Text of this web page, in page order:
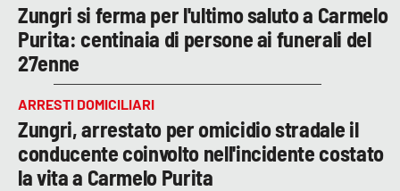
Zungri si ferma per l'ultimo saluto a Carmelo
Purita: centinaia di persone ai funerali del
27enne
ARRESTI DOMICILIARI
Zungri, arrestato per omicidio stradale il
conducente coinvolto nell'incidente costato
la vita a Carmelo Purita